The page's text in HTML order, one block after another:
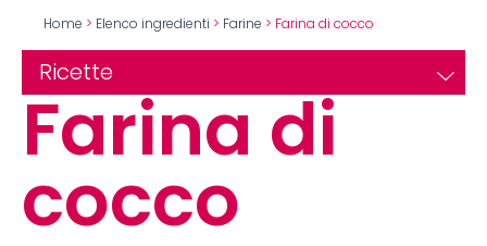
Home > Elenco ingredienti > Farine > Farina di cocco
Ricette
Farina di
cocco